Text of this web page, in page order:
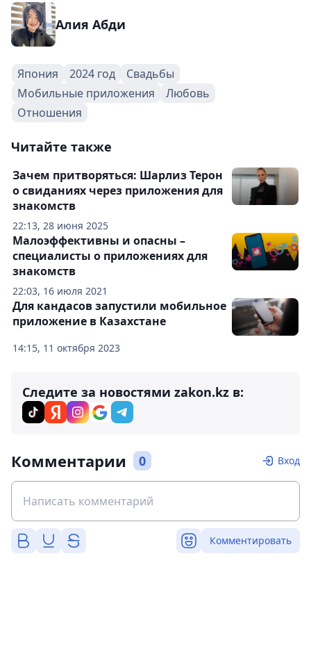
Алия Абди
Япония 2024 год
Свадьбы
Мобильные приложения
Любовь
Отношения
Читайте также
22:13, 28 июня 2025
Зачем притворяться: Шарлиз Терон
о свиданиях через приложения для
знакомств
22:03, 16 июля 2021
Малоэффективны и опасны –
специалисты о приложениях для
знакомств
14:15, 11 октября 2023
Для кандасов запустили мобильное
приложение в Казахстане
Следите за новостями zakon.kz в:
Комментарии 0 Вход
Комментировать